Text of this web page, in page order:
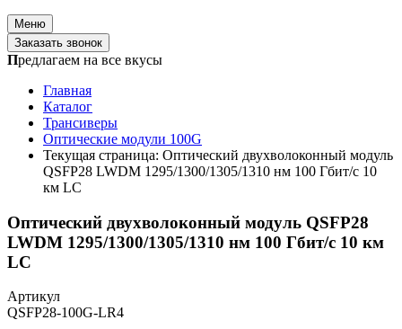
Меню
Заказать звонок
Предлагаем на все вкусы
Главная
Каталог
Трансиверы
Оптические модули 100G
Текущая страница: Оптический двухволоконный модуль
QSFP28 LWDM 1295/1300/1305/1310 нм 100 Гбит/с 10
км LC
Оптический двухволоконный модуль QSFP28
LWDM 1295/1300/1305/1310 нм 100 Гбит/с 10 км
LC
Артикул
QSFP28-100G-LR4